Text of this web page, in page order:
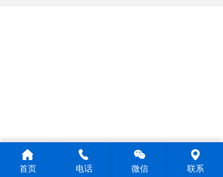
首页 电话 微信 联系